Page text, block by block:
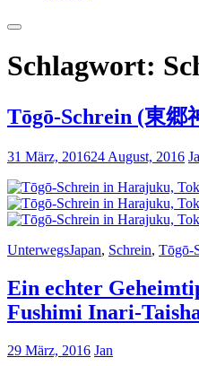
Menu
Schlagwort:
Tōgō-Schrein (東郷
31 März, 201624 August, 2016
UnterwegsJapan, Schrein, Tōgō-
Ein echter
Fushimi Inari-
29 März, 2016 Jan